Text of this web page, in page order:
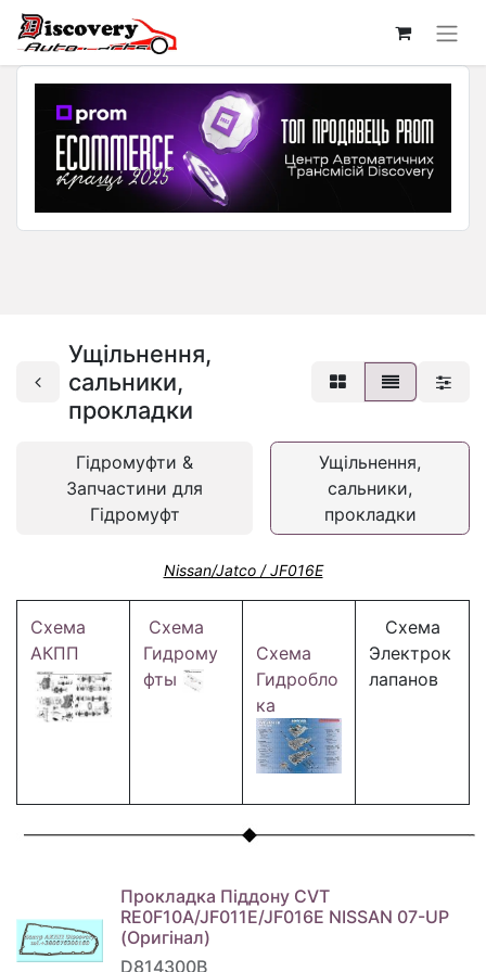
Ущільнення,
сальники,
прокладки
Гідромуфти &
Запчастини для
Гідромуфт
Ущільнення,
сальники,
прокладки
Nissan/Jatco / JF016E
Схема
АКПП
Схема
Гидрому
фты
Схема
Гидробло
ка
Схема
Электрок
лапанов
Прокладка Піддону CVT
RE0F10A/JF011E/JF016E NISSAN 07-UP
(Оригінал)
D814300B